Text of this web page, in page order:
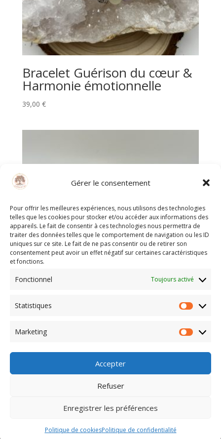
Gérer le consentement
Pour offrir les meilleures expériences, nous utilisons des technologies
telles que les cookies pour stocker et/ou accéder aux informations des
appareils. Le fait de consentir à ces technologies nous permettra de
traiter des données telles que le comportement de navigation ou les ID
uniques sur ce site. Le fait de ne pas consentir ou de retirer son
consentement peut avoir un effet négatif sur certaines caractéristiques
et fonctions.
Fonctionnel Toujours activé
Statistiques
Marketing
Accepter
Refuser
Enregistrer les préférences
Politique de cookiesPolitique de confidentialité
Bracelet Guérison du cœur &
Harmonie émotionnelle
39,00 €
Bracelet Lâcher prise sur le
passé & Se reconstruire
WordPress